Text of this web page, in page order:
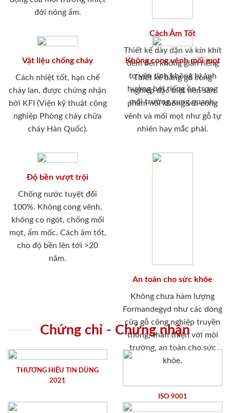
đới nóng ẩm.
Cách Âm Tốt
Thiết kế dày dặn và kín khít
đem đến không gian riêng
tư yên tĩnh không bị ảnh
hưởng bới tiếng ồn trong
môi trường xung quanh.
Vật liệu chống cháy
Cách nhiệt tốt, hạn chế
cháy lan, được chứng nhận
bởi KFI (Viện kỹ thuật công
nghiệp Phòng cháy chữa
cháy Hàn Quốc).
Không cong vênh mối mọt
Thiết kế bằng gỗ công
nghiệp đặc biệt nên sản
phẩm nói không với cong
vênh và mối mọt như gỗ tự
nhiên hay mắc phải.
Độ bền vượt trội
Chống nước tuyệt đối
100%. Không cong vênh,
không co ngót, chống mối
mọt, ẩm mốc. Cách âm tốt,
cho độ bền lên tới >20
năm.
An toàn cho sức khỏe
Không chưa hàm lượng
Formandegyd như các dòng
cửa gỗ công nghiệp truyền
thống, thân thiện với môi
trường, an toàn cho sức
khỏe.
Chứng chỉ - Chứng nhận
THƯƠNG HIỆU TIN DÙNG
2021
ISO 9001